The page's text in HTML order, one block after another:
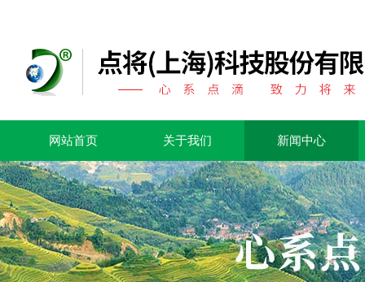
网站首页 关于我们 新闻中心